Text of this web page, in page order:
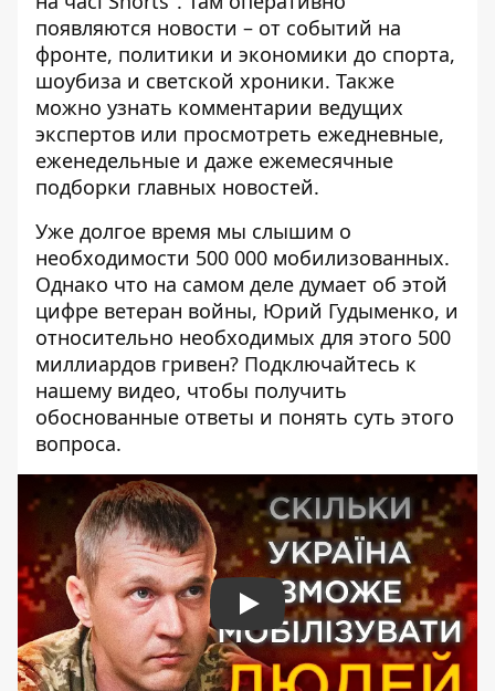
появляются новости – от событий на
фронте, политики и экономики до спорта,
шоубиза и светской хроники. Также
можно узнать комментарии ведущих
экспертов или просмотреть ежедневные,
еженедельные и даже ежемесячные
подборки главных новостей.
Уже долгое время мы слышим о
необходимости 500 000 мобилизованных.
Однако что на самом деле думает об этой
цифре ветеран войны, Юрий Гудыменко, и
относительно необходимых для этого 500
миллиардов гривен? Подключайтесь к
нашему видео, чтобы получить
обоснованные ответы и понять суть этого
вопроса.
Play